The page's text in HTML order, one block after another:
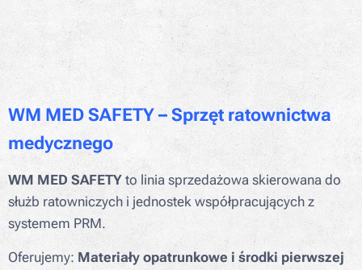
WM MED SAFETY – Sprzęt ratownictwa
medycznego
WM MED SAFETY to linia sprzedażowa skierowana do
służb ratowniczych i jednostek współpracujących z
systemem PRM.
Oferujemy: Materiały opatrunkowe i środki pierwszej